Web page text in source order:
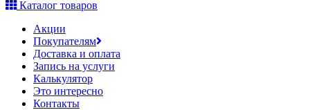
Каталог товаров
Акции
Покупателям
Доставка и оплата
Запись на услуги
Калькулятор
Это интересно
Контакты